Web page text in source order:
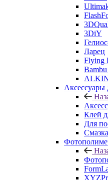
3DiY
Ларец
Flying
Аксессуары
Клей
Для